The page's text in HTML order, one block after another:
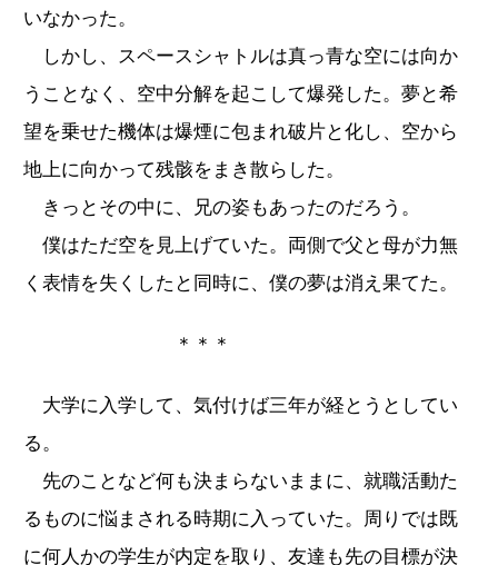
いなかった。
しかし、スペースシャトルは真っ青な空には向か
うことなく、空中分解を起こして爆発した。夢と希
望を乗せた機体は爆煙に包まれ破片と化し、空から
地上に向かって残骸をまき散らした。
きっとその中に、兄の姿もあったのだろう。
僕はただ空を見上げていた。両側で父と母が力無
く表情を失くしたと同時に、僕の夢は消え果てた。
＊＊＊
大学に入学して、気付けば三年が経とうとしてい
る。
先のことなど何も決まらないままに、就職活動た
るものに悩まされる時期に入っていた。周りでは既
に何人かの学生が内定を取り、友達も先の目標が決